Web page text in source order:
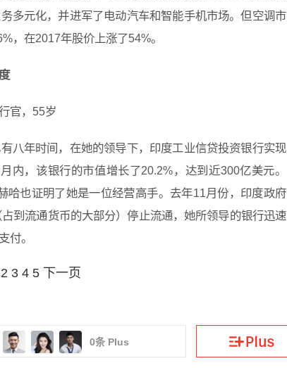
多元化，并进军了电动汽车和智能手机市场。但空调市
，在2017年股价上涨了54%。
官，55岁
八年时间，在她的领导下，印度工业信贷投资银行实现
内，该银行的市值增长了20.2%，达到近300亿美元。
哈也证明了她是一位经营高手。去年11月份，印度政府
到流通货币的大部分）停止流通，她所领导的银行迅速
付。
2 3 4 5 下一页
0条 Plus